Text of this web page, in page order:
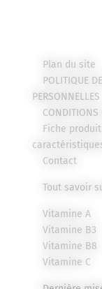
Plan du site
POLITIQUE
PERSONNELLES
CONDITIONS
Fiche
Contact
Tout savoir
Vitamine A
Vitamine B3
Vitamine B8
Vitamine C